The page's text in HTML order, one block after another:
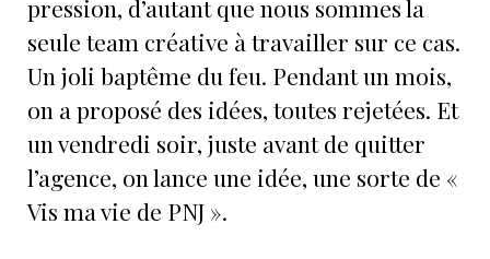
pression, d’autant que nous sommes la
seule team créative à travailler sur ce cas.
Un joli baptême du feu. Pendant un mois,
on a proposé des idées, toutes rejetées. Et
un vendredi soir, juste avant de quitter
l’agence, on lance une idée, une sorte de «
Vis ma vie de PNJ ».